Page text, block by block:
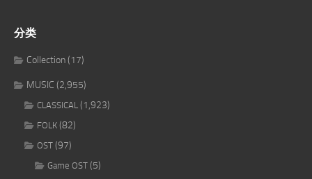
分类
Collection(17)
MUSIC (2,955)
CLASSICAL (1,923)
FOLK (82)
OST (97)
Game OST (5)